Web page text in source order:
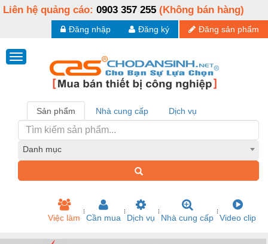
Liên hệ quảng cáo: 0903 357 255 (Không bán hàng)
Đăng sản phẩm
Đăng ký
Đăng nhập
Sản phẩm Nhà cung cấp Dịch vụ
Danh mục
Việc làm Cần mua Dịch vụ Nhà cung cấp Video clip